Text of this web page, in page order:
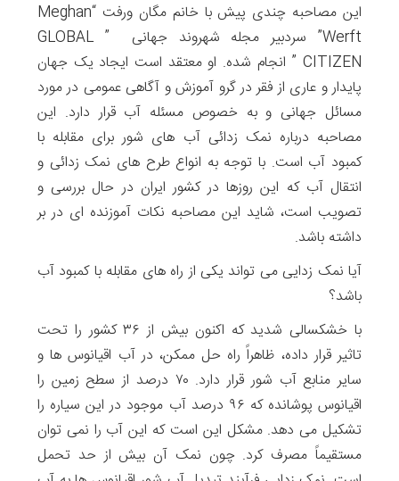
این مصاحبه چندی پیش با خانم مگان ورفت “Meghan
Werft” سردبیر مجله شهروند جهانی ” GLOBAL
CITIZEN ” انجام شده. او معتقد است ایجاد یک جهان
پایدار و عاری از فقر در گرو آموزش و آگاهی عمومی در مورد
مسائل جهانی و به خصوص مسئله آب قرار دارد. این
مصاحبه درباره نمک زدائی آب های شور برای مقابله با
کمبود آب است. با توجه به انواع طرح های نمک زدائی و
انتقال آب که این روزها در کشور ایران در حال بررسی و
تصویب است، شاید این مصاحبه نکات آموزنده ای در بر
داشته باشد.
آیا نمک زدایی می تواند یکی از راه های مقابله با کمبود آب
باشد؟
با خشکسالی شدید که اکنون بیش از ۳۶ کشور را تحت
تاثیر قرار داده، ظاهراً راه حل ممکن، در آب اقیانوس ها و
سایر منابع آب شور قرار دارد. ۷۰ درصد از سطح زمین را
اقیانوس پوشانده که ۹۶ درصد آب موجود در این سیاره را
تشکیل می دهد. مشکل این است که این آب را نمی توان
مستقیماً مصرف کرد. چون نمک آن بیش از حد تحمل